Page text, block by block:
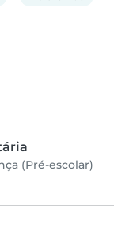
(Pré-escolar)